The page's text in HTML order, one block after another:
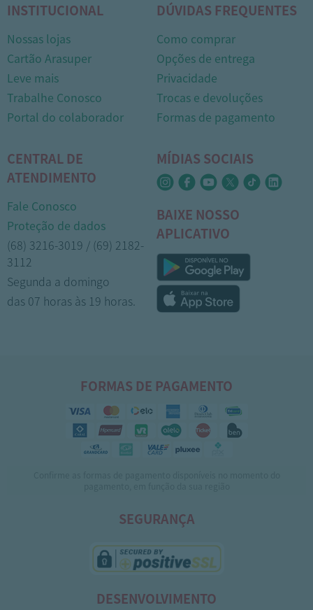
INSTITUCIONAL
Nossas lojas
Cartão Arasuper
Leve mais
Trabalhe Conosco
Portal do colaborador
DÚVIDAS FREQUENTES
Como comprar
Opções de entrega
Privacidade
Trocas e devoluções
Formas de pagamento
CENTRAL DE
ATENDIMENTO
Fale Conosco
Proteção de dados
(68) 3216-3019 / (69) 2182-
3112
Segunda a domingo
das 07 horas às 19 horas.
MÍDIAS SOCIAIS
BAIXE NOSSO
APLICATIVO
FORMAS DE PAGAMENTO
SEGURANÇA
DESENVOLVIMENTO